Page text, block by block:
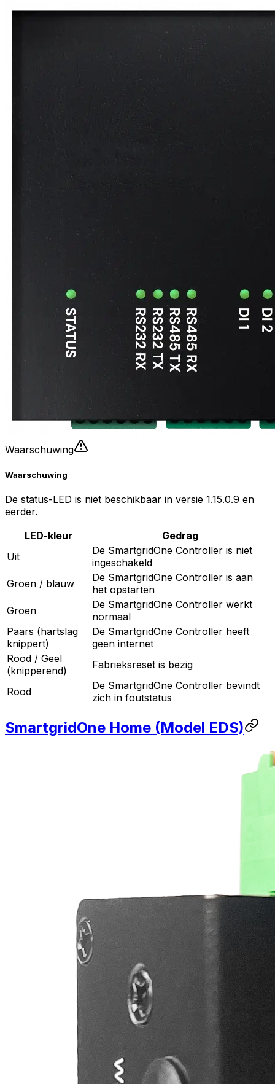
Waarschuwing
Waarschuwing
De status-LED is niet beschikbaar in versie 1.15.0.9 en
eerder.
LED-kleur
Gedrag
Uit
De SmartgridOne Controller is niet
ingeschakeld
Groen / blauw
De SmartgridOne Controller is aan
het opstarten
Groen
De SmartgridOne Controller werkt
normaal
Paars (hartslag
knippert)
De SmartgridOne Controller heeft
geen internet
Rood / Geel
(knipperend)
Fabrieksreset is bezig
Rood De SmartgridOne Controller bevindt
zich in foutstatus
SmartgridOne Home (Model EDS)